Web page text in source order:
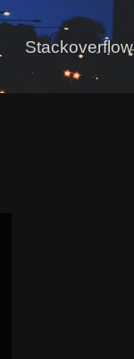
Stackoverflow